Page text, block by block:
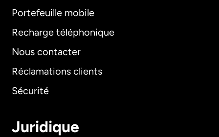
Portefeuille mobile
Recharge téléphonique
Nous contacter
Réclamations clients
Sécurité
Juridique